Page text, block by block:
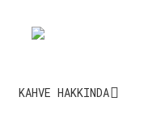
KAHVE HAKKINDA